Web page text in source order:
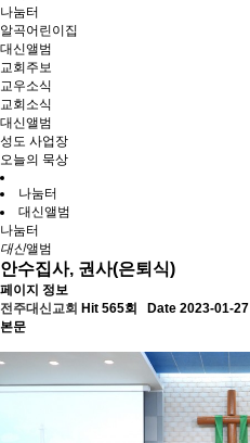
나눔터
알곡어린이집
대신앨범
교회주보
교우소식
교회소식
대신앨범
성도 사업장
오늘의 묵상
나눔터
대신앨범
나눔터
대신앨범
안수집사, 권사(은퇴식)
페이지 정보
전주대신교회 Hit 565회
Date 2023-01-27
본문